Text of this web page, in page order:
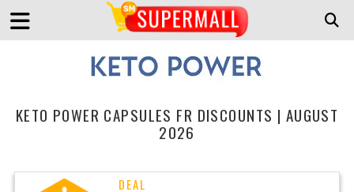
KETO POWER CAPSULES FR DISCOUNTS | AUGUST
2026